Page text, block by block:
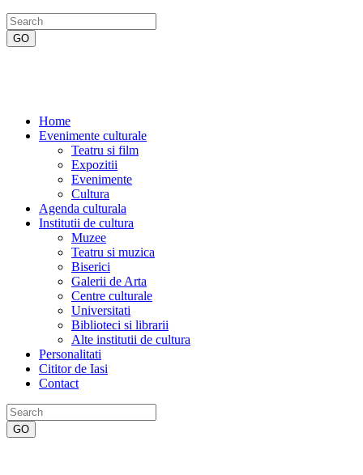
Home
Evenimente culturale
Teatru si film
Expozitii
Evenimente
Cultura
Agenda culturala
Institutii de cultura
Muzee
Teatru si muzica
Biserici
Galerii de Arta
Centre culturale
Universitati
Biblioteci si librarii
Alte institutii de cultura
Personalitati
Cititor de Iasi
Contact